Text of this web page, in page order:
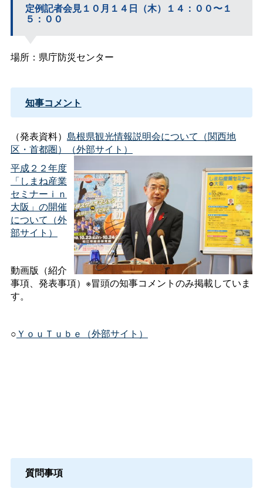
定例記者会見１０月１４日（木）１４：００〜１
５：００
場所：県庁防災センター
知事コメント
（発表資料） 島根県観光情報説明会について（関西地
区・首都圏）（外部サイト）
平成２２年度
「しまね産業
セミナーｉｎ
大阪」の開催
について（外
部サイト）
動画版（紹介
事項、発表事項）※冒頭の知事コメントのみ掲載していま
す。
○ＹｏｕＴｕｂｅ（外部サイト）
質問事項